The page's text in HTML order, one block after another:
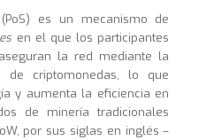
es un mecanismo de
en el que los participantes
la red mediante la
de criptomonedas, lo que
y aumenta la eficiencia en
de minería tradicionales
por sus siglas en inglés –